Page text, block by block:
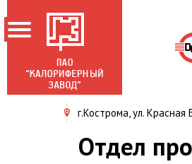
г.Кострома, ул. Красная
Отдел
ГЛАВНАЯ
О ЗАВОДЕ